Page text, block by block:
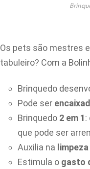
Os pets são mestres
tabuleiro? Com a
Brinquedo
Pode ser
Brinquedo 2 em 1:
que pode ser
Auxilia na limpeza
Estimula o gasto